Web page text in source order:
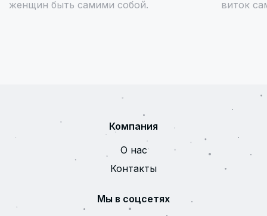
женщин быть самими собой.
виток
Компания
О нас
Контакты
Мы в соцсетях